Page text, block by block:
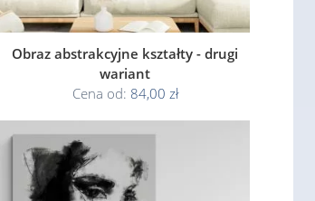
Obraz abstrakcyjne kształty - drugi
wariant
Cena od: 84,00 zł